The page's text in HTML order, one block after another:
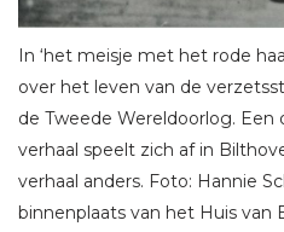
In ‘het meisje met het rode
over het leven van de
de Tweede Wereldoorlog.
verhaal speelt zich af in
verhaal anders. Foto: Hannie
binnenplaats van het Huis van